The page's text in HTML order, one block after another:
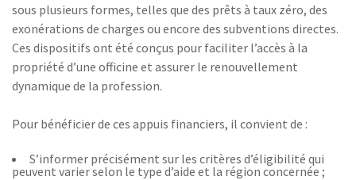
sous plusieurs formes, telles que des prêts à taux zéro, des
exonérations de charges ou encore des subventions directes.
Ces dispositifs ont été conçus pour faciliter l’accès à la
propriété d’une officine et assurer le renouvellement
dynamique de la profession.
Pour bénéficier de ces appuis financiers, il convient de :
S’informer précisément sur les critères d’éligibilité qui
peuvent varier selon le type d’aide et la région concernée ;